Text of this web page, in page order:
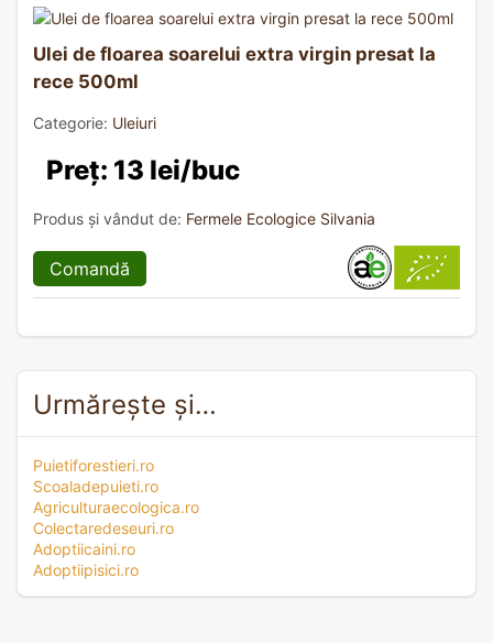
Ulei de floarea soarelui extra virgin presat la
rece 500ml
Categorie: Uleiuri
Preț: 13 lei/buc
Produs și vândut de: Fermele Ecologice Silvania
Comandă
Urmărește și…
Puietiforestieri.ro
Scoaladepuieti.ro
Agriculturaecologica.ro
Colectaredeseuri.ro
Adoptiicaini.ro
Adoptiipisici.ro